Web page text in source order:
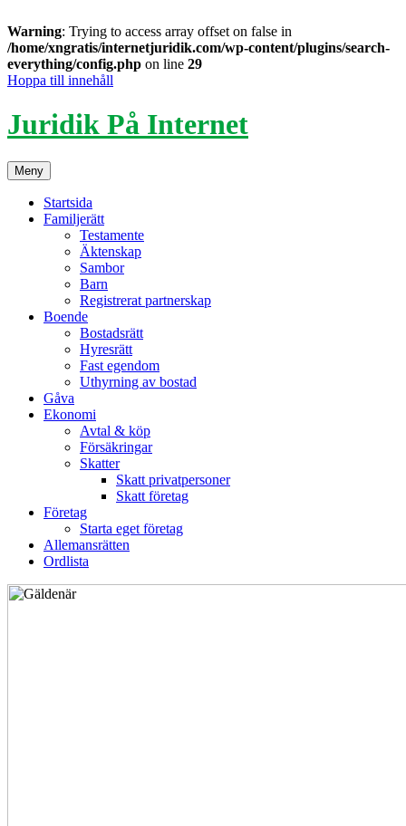
Warning: Trying to access array offset on false in
/home/xngratis/internetjuridik.com/wp-content/plugins/search-
everything/config.php on line 29
Hoppa till innehåll
Juridik På Internet
Meny
Startsida
Familjerätt
Testamente
Äktenskap
Sambor
Barn
Registrerat partnerskap
Boende
Bostadsrätt
Hyresrätt
Fast egendom
Uthyrning av bostad
Gåva
Ekonomi
Avtal & köp
Försäkringar
Skatter
Skatt privatpersoner
Skatt företag
Företag
Starta eget företag
Allemansrätten
Ordlista